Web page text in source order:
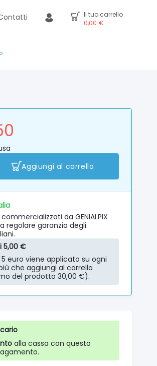
Il tuo carrello
0,00 €
Aggiungi al carrello
da GENIALPIX
regolare garanzia degli
5,00 €
euro viene applicato su ogni
che aggiungi al carrello
del prodotto 30,00 €).
alla cassa con questo